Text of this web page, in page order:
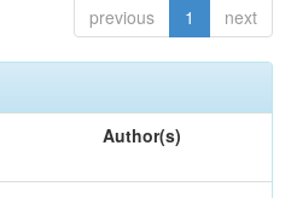
previous 1 next
Author(s)